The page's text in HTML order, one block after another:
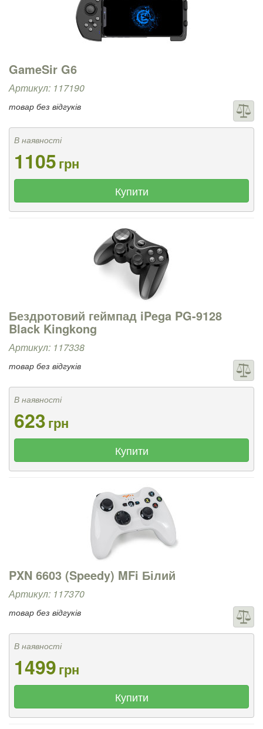
GameSir G6
Артикул: 117190
товар без відгуків
В наявності
1105грн
Купити
Бездротовий геймпад iPega PG-9128
Black Kingkong
Артикул: 117338
товар без відгуків
В наявності
623грн
Купити
PXN 6603 (Speedy) MFi Білий
Артикул: 117370
товар без відгуків
В наявності
1499грн
Купити